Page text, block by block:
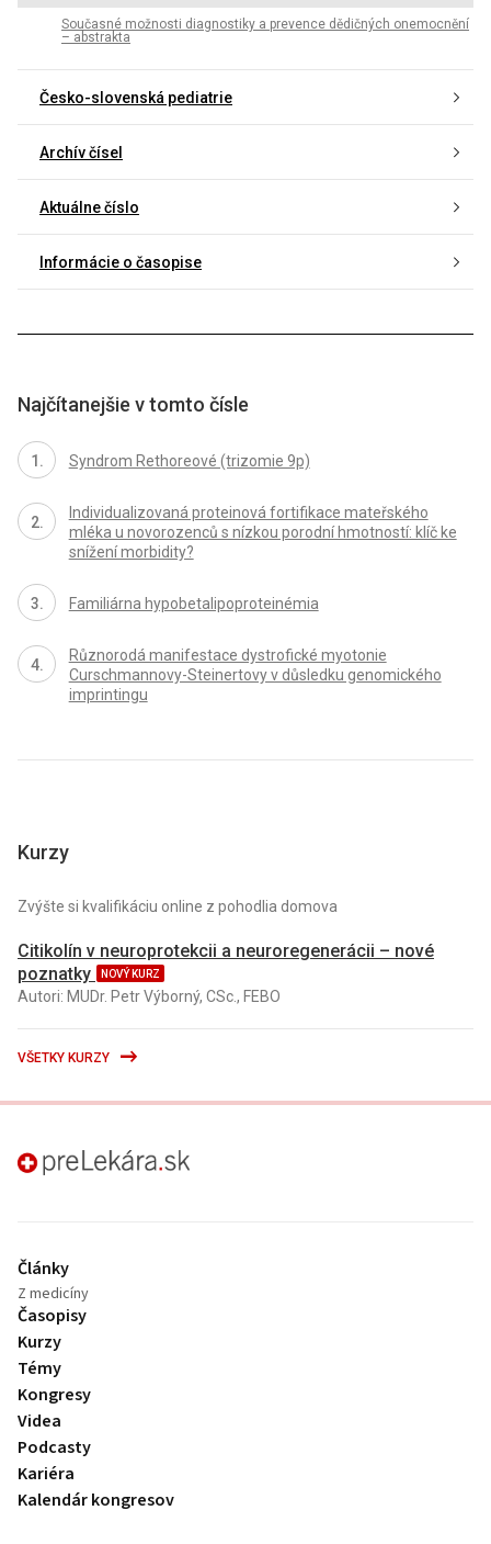
Současné možnosti diagnostiky a prevence dědičných onemocnění
– abstrakta
Česko-slovenská pediatrie
Archív čísel
Aktuálne číslo
Informácie o časopise
Najčítanejšie v tomto čísle
Syndrom Rethoreové (trizomie 9p)
Individualizovaná proteinová fortifikace mateřského
mléka u novorozenců s nízkou porodní hmotností: klíč ke
snížení morbidity?
Familiárna hypobetalipoproteinémia
Různorodá manifestace dystrofické myotonie
Curschmannovy-Steinertovy v důsledku genomického
imprintingu
Kurzy
Zvýšte si kvalifikáciu online z pohodlia domova
Citikolín v neuroprotekcii a neuroregenerácii – nové
poznatky
NOVÝ KURZ
Autori: MUDr. Petr Výborný, CSc., FEBO
VŠETKY KURZY
preLekára.sk
Články
Z medicíny
Časopisy
Kurzy
Témy
Kongresy
Videa
Podcasty
Kariéra
Kalendár kongresov